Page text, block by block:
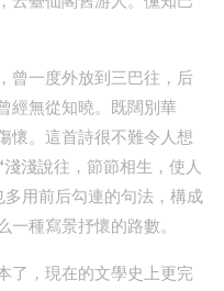
曾一度外放到三巴往，后
經無從知曉。既闊別華
懷。這首詩很不難令人想
淺說往，節節相生，使人
用前后勾連的句法，構成
種寫景抒懷的路數。
了，現在的文學史上更完